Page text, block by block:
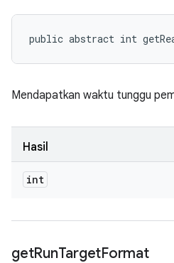
public abstract int
Mendapatkan waktu tunggu
Hasil
int
getRunTargetFormat